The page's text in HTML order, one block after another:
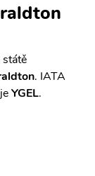
státě
. IATA
YGEL.